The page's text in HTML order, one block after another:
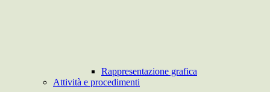
Rappresentazione grafica
Attività e procedimenti